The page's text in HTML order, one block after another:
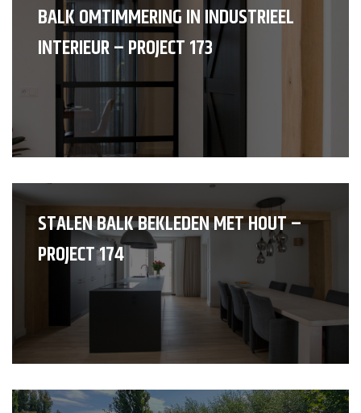
BALK OMTIMMERING IN INDUSTRIEEL
INTERIEUR – PROJECT 173
STALEN BALK BEKLEDEN MET HOUT –
PROJECT 174